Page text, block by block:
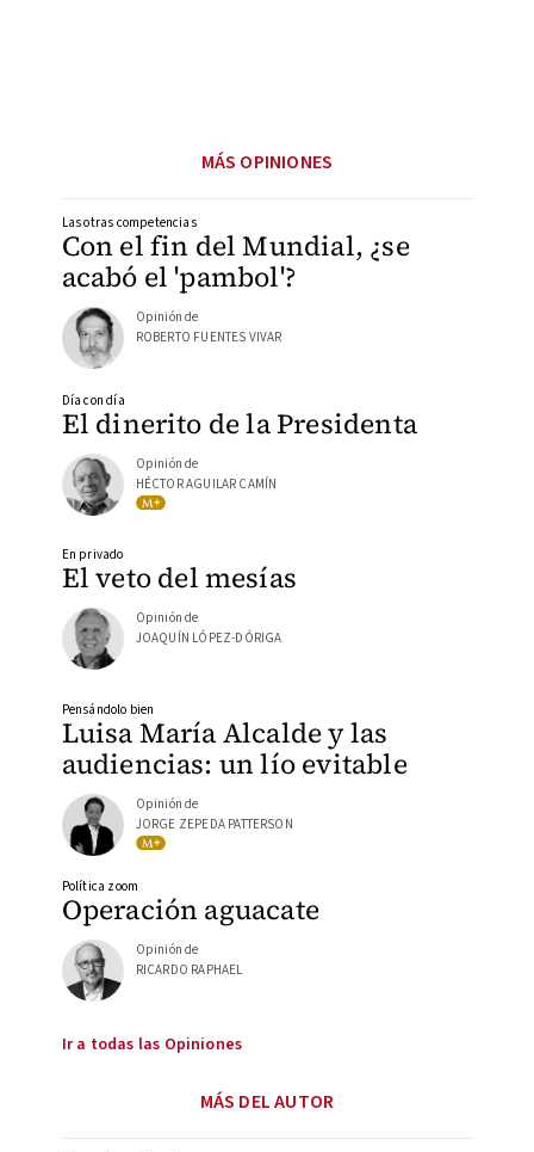
MÁS OPINIONES
Con el fin del Mundial, ¿se
acabó el 'pambol'?
Las otras competencias
Opinión de
ROBERTO FUENTES VIVAR
El dinerito de la Presidenta
Día con día
Opinión de
HÉCTOR AGUILAR CAMÍN
El veto del mesías
En privado
Opinión de
JOAQUÍN LÓPEZ-DÓRIGA
Luisa María Alcalde y las
audiencias: un lío evitable
Pensándolo bien
Opinión de
JORGE ZEPEDA PATTERSON
Operación aguacate
Política zoom
Opinión de
RICARDO RAPHAEL
Ir a todas las Opiniones
MÁS DEL AUTOR